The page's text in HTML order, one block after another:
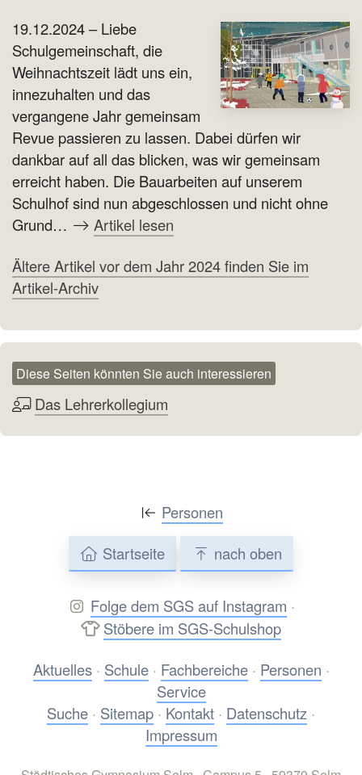
19.12.2024 – Liebe
Schulgemeinschaft, die
Weihnachtszeit lädt uns ein,
innezuhalten und das
vergangene Jahr gemeinsam
Revue passieren zu lassen. Dabei dürfen wir
dankbar auf all das blicken, was wir gemeinsam
erreicht haben. Die Bauarbeiten auf unserem
Schulhof sind nun abgeschlossen und nicht ohne
Grund…
Artikel lesen
Ältere Artikel vor dem Jahr 2024 finden Sie im
Artikel-Archiv
Diese Seiten könnten Sie auch interessieren
Das Lehrerkollegium
Personen
Startseite
nach oben
Folge dem SGS auf Instagram ·
Stöbere im SGS-Schulshop
Aktuelles· Schule· Fachbereiche· Personen ·
Service
Suche · Sitemap · Kontakt · Datenschutz ·
Impressum